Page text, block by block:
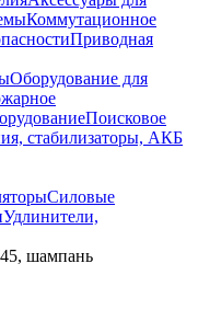
Коммутационное
Приводная
Оборудование для
Поисковое
стабилизаторы, АКБ
Силовые
Удлинители,
шампань